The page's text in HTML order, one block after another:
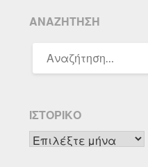
ΑΝΑΖΉΤΗΣΗ
ΓΙΑ:
ΙΣΤΟΡΙΚΌ
Ιστορικό